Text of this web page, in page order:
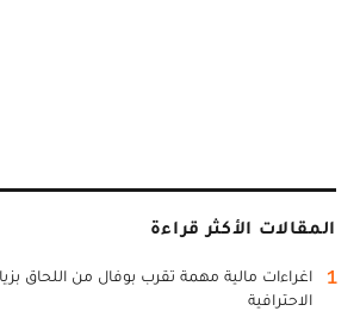
المقالات الأكثر قراءة
1
اغراءات مالية مهمة تقرب بوفال من اللحاق
الاحترافية